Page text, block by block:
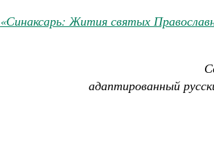
«Синаксарь: Жития святых
адаптированный